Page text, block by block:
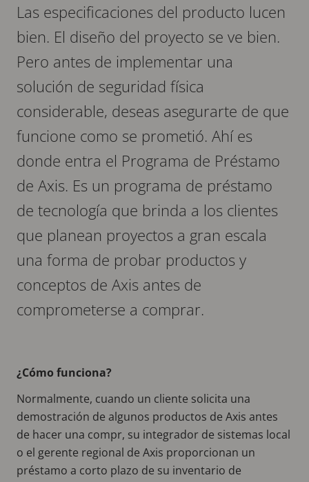
Las especificaciones del producto lucen
bien. El diseño del proyecto se ve bien.
Pero antes de implementar una
solución de seguridad física
considerable, deseas asegurarte de que
funcione como se prometió. Ahí es
donde entra el Programa de Préstamo
de Axis. Es un programa de préstamo
de tecnología que brinda a los clientes
que planean proyectos a gran escala
una forma de probar productos y
conceptos de Axis antes de
comprometerse a comprar.
¿Cómo funciona?
Normalmente, cuando un cliente solicita una
demostración de algunos productos de Axis antes
de hacer una compr, su integrador de sistemas local
o el gerente regional de Axis proporcionan un
préstamo a corto plazo de su inventario de